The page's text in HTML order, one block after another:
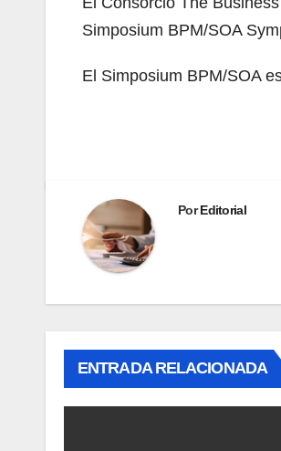
Simposium BPM/SOA
El Simposium BPM/SOA
PorEditorial
ENTRADA RELACIONADA